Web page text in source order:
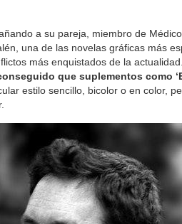
a su pareja, miembro de
una de las novelas gráficas más
más enquistados de la actualidad.
que suplementos como
estilo sencillo, bicolor o en color,